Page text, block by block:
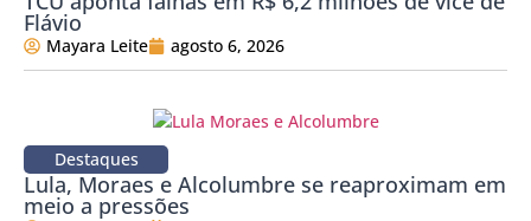
Flávio
Mayara Leite agosto 6, 2026
Destaques
Lula, Moraes e Alcolumbre se reaproximam em
meio a pressões